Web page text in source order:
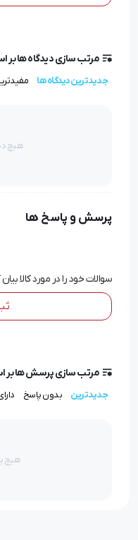
مرتب سازی دیدگاه ها بر
جدیدترین دیدگاه ها
هیچ
پرسش و پاسخ ها
سوالات خود را در مورد کالا
مرتب سازی پرسش ها بر
جدیدترین بدون پاسخ
هیچ